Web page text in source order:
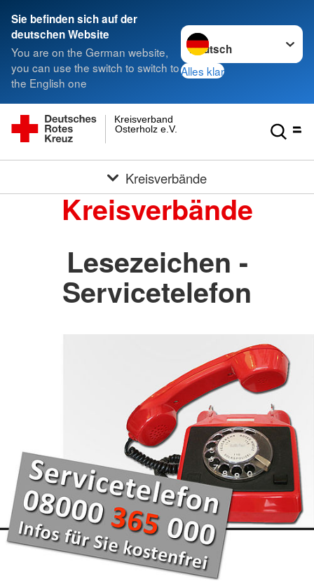
Sie befinden sich auf der
deutschen Website
You are on the German website,
you can use the switch to switch to
the English one
Sprache wechseln zu
Alles klar
Osterholz e.V.
Kreisverband
Kreisverbände
Kreisverbände
Lesezeichen -
Servicetelefon